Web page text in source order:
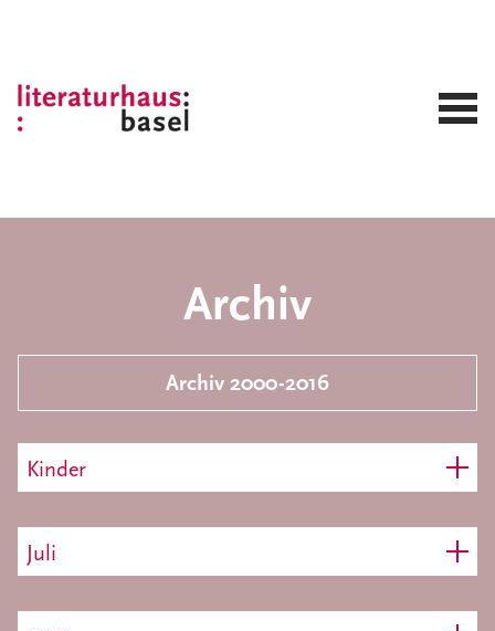
Archiv
Archiv 2000-2016
Kinder
Juli